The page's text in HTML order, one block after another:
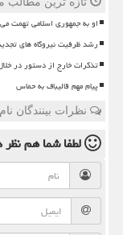
او به جمهوری اسلامی تهمت
رشد ظرفیت نیروگاه های
تذکرات خارج از دستور در
پیام مهم قالیباف به حماس
نظرات بینندگان
لطفا شما هم